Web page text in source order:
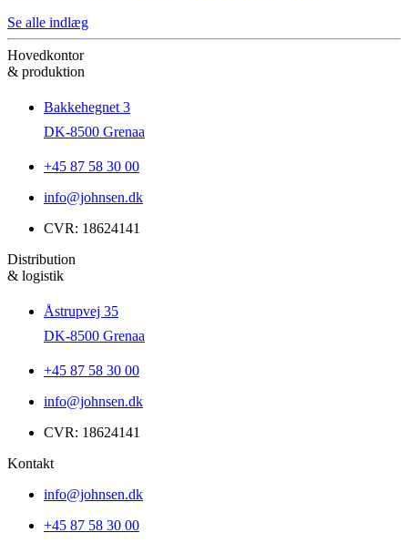
Se alle indlæg
Hovedkontor
& produktion
Bakkehegnet 3
DK-8500 Grenaa
+45 87 58 30 00
info@johnsen.dk
CVR: 18624141
Distribution
& logistik
Åstrupvej 35
DK-8500 Grenaa
+45 87 58 30 00
info@johnsen.dk
CVR: 18624141
Kontakt
info@johnsen.dk
+45 87 58 30 00